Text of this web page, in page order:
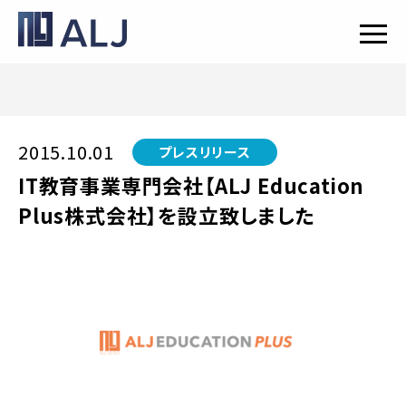
2015.10.01 プレスリリース
IT教育事業専門会社【ALJ Education
Plus株式会社】を設立致しました